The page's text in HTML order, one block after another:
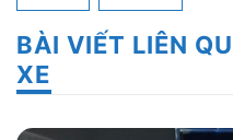
BÀI VIẾT LIÊN
XE